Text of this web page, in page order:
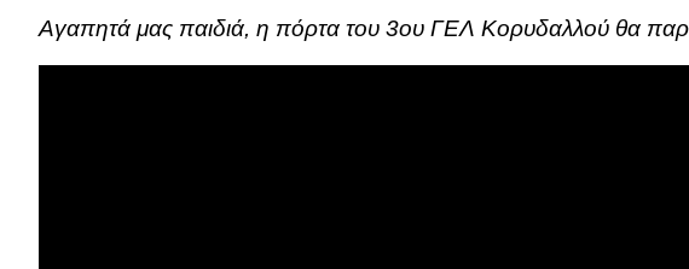
Αγαπητά μας παιδιά, η πόρτα του 3ου ΓΕΛ Κορυδαλλού θα